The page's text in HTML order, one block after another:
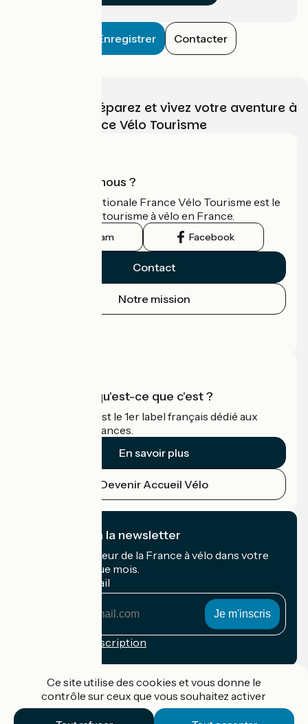
Enregistrer Contacter
Choisissez, préparez et vivez votre aventure à
vélo avec France Vélo Tourisme
Qui sommes-nous ?
L'association nationale France Vélo Tourisme est le
guide officiel du tourisme à vélo en France.
Instagram Facebook
Contact
Notre mission
Accueil Vélo qu'est-ce que c'est ?
Accueil Vélo c'est le 1er label français dédié aux
cyclistes en vacances.
En savoir plus
Devenir Accueil Vélo
Je m'abonne à la newsletter
Recevez le meilleur de la France à vélo dans votre
boîte mail chaque mois.
Mon adresse mail
Conditions d'inscription
Ce site utilise des cookies et vous donne le
contrôle sur ceux que vous souhaitez activer